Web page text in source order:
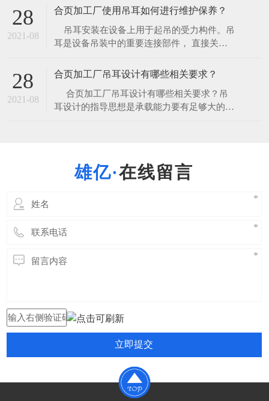
色处理，形成各种图纹，尽显高雅大方。是实
用和收藏的生活用品，更是您馈赠亲朋好友好
的选择。那么小罐茶叶罐如何进行鉴别方
法？ 1、
28
2021-08
合页加工厂使用吊耳如何进行维护保养？
​ 吊耳安装在设备上用于起吊的受力构件。吊
耳是设备吊装中的重要连接部件， 直接关系
品中，吊耳是提升运输作业里不可缺少的部
件，它是主要的吊点结构，因此要求有很好的
承重能力和稳定性，它能够被值得依赖，是因
为它的吊耳质量好，不易变形，耐腐蚀
28
2021-08
合页加工厂吊耳设计有哪些相关要求？
​ 合页加工厂吊耳设计有哪些相关要求？吊
耳设计的指导思想是承载能力要有足够大的余
吊耳本身强度等相关的力在线留言
立即提交